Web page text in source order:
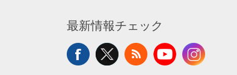
最新情報チェック